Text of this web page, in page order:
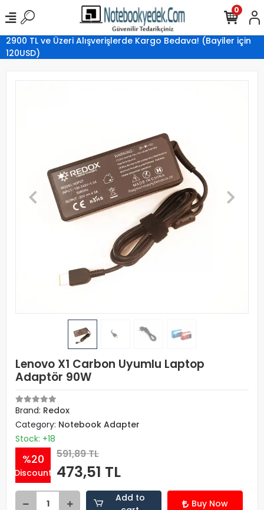
2900 TL ve Üzeri Alışverişlerde Kargo Bedava! (Bayiler için
120USD)
0
Lenovo X1 Carbon Uyumlu Laptop
Adaptör 90W
Brand: Redox
Category: Notebook Adapter
Stock: +18
%20
Discount
591,89 TL
473,51 TL
Add to
Buy Now